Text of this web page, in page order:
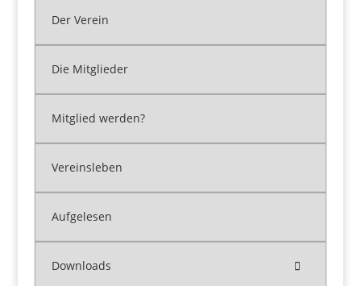
Der Verein
Die Mitglieder
Mitglied werden?
Vereinsleben
Aufgelesen
Downloads